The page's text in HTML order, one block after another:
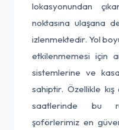
lokasyonundan
noktasına ulaşana
izlenmektedir. Yol
etkilenmemesi için
sistemlerine ve
sahiptir. Özellikle
saatlerinde bu
şoförlerimiz en